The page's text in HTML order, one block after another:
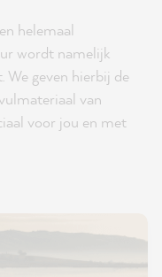
helemaal
wordt namelijk
We geven hierbij de
van
voor jou en met